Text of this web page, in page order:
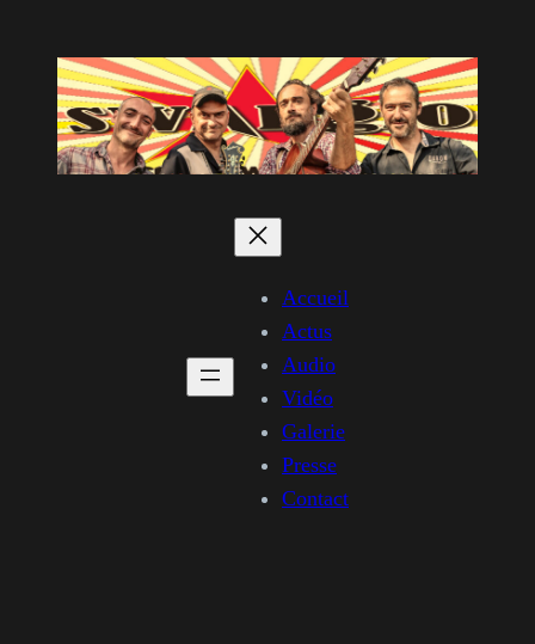
contenu
Accueil
Actus
Audio
Vidéo
Galerie
Presse
Contact